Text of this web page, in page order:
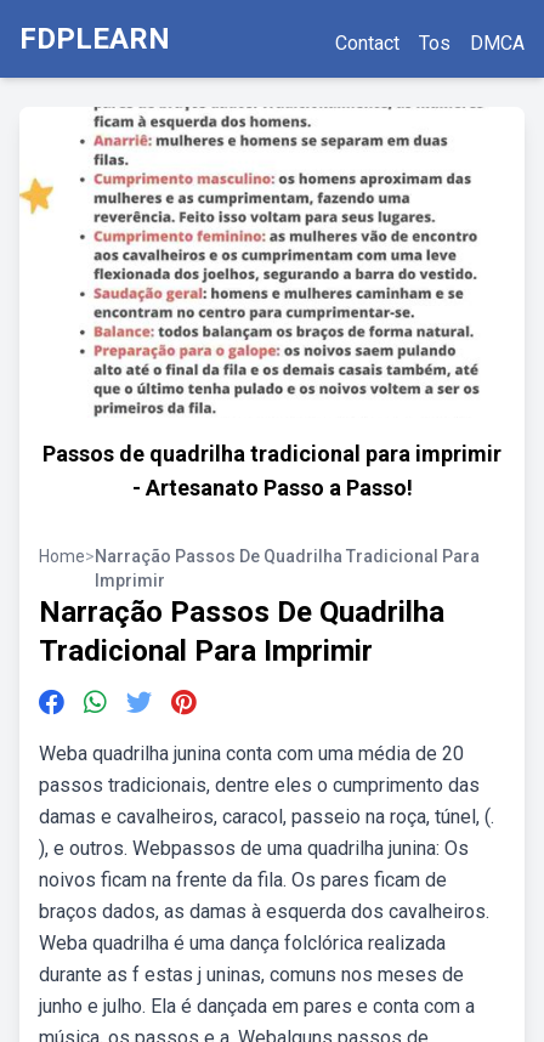
FDPLEARN Contact Tos DMCA
Passos de quadrilha tradicional para imprimir
- Artesanato Passo a Passo!
Home>Narração Passos De Quadrilha Tradicional Para
Imprimir
Narração Passos De Quadrilha
Tradicional Para Imprimir
Weba quadrilha junina conta com uma média de 20
passos tradicionais, dentre eles o cumprimento das
damas e cavalheiros, caracol, passeio na roça, túnel, (.
), e outros. Webpassos de uma quadrilha junina: Os
noivos ficam na frente da fila. Os pares ficam de
braços dados, as damas à esquerda dos cavalheiros.
Weba quadrilha é uma dança folclórica realizada
durante as f estas j uninas, comuns nos meses de
junho e julho. Ela é dançada em pares e conta com a